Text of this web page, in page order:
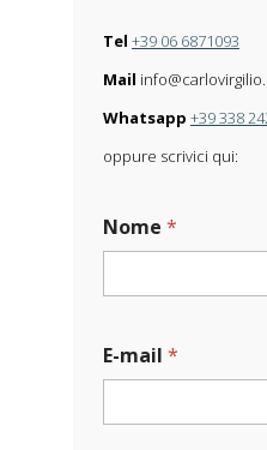
Tel +39 06 6871093
Mail
Whatsapp +39 338
oppure scrivici qui:
Nome *
E-mail *